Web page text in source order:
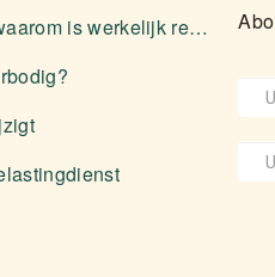
Vermogensbelasting: waarom is werkelijk rendement zelden voordeliger?